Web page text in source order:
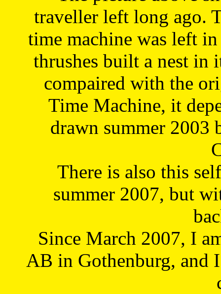
traveller left long ago.
time machine was left
thrushes built a nest in
compaired with the
Time Machine, it
drawn summer 2003
There is also this
summer 2007, but
Since March 2007, I
AB in Gothenburg, and